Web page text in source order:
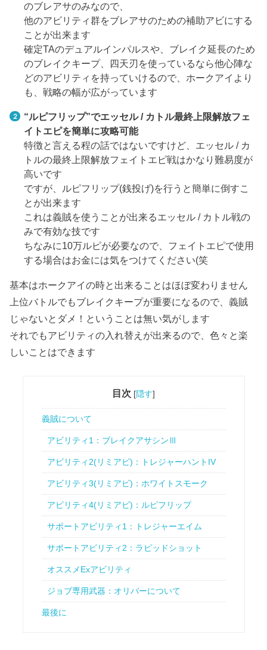
のブレアサのみなので、
他のアビリティ群をブレアサのための補助アビにする
ことが出来ます
確定TAのデュアルインパルスや、ブレイク延長のため
のブレイクキープ、四天刃を使っているなら他心陣な
どのアビリティを持っていけるので、ホークアイより
も、戦略の幅が広がっています
“ルピフリップ”でエッセル / カトル最終上限解放フェ
イトエピを簡単に攻略可能
特徴と言える程の話ではないですけど、エッセル / カ
トルの最終上限解放フェイトエピ戦はかなり難易度が
高いです
ですが、ルピフリップ(銭投げ)を行うと簡単に倒すこ
とが出来ます
これは義賊を使うことが出来るエッセル / カトル戦の
みで有効な技です
ちなみに10万ルピが必要なので、フェイトエピで使用
する場合はお金には気をつけてください(笑
基本はホークアイの時と出来ることはほぼ変わりません
上位バトルでもブレイクキープが重要になるので、義賊
じゃないとダメ！ということは無い気がします
それでもアビリティの入れ替えが出来るので、色々と楽
しいことはできます
目次 [隠す]
義賊について
アビリティ1：ブレイクアサシンⅢ
アビリティ2(リミアビ)：トレジャーハントIV
アビリティ3(リミアビ)：ホワイトスモーク
アビリティ4(リミアビ)：ルピフリップ
サポートアビリティ1：トレジャーエイム
サポートアビリティ2：ラピッドショット
オススメExアビリティ
ジョブ専用武器：オリバーについて
最後に